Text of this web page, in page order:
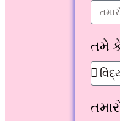
તમે